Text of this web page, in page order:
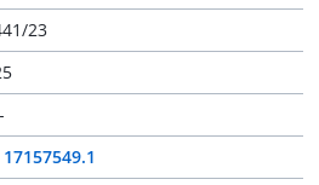
23
-
17157549.1